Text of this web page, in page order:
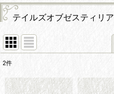
テイルズオブゼスティリア
2件